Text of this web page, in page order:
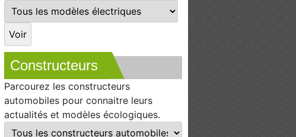
Constructeurs
Parcourez les constructeurs
automobiles pour connaitre leurs
actualités et modèles écologiques.